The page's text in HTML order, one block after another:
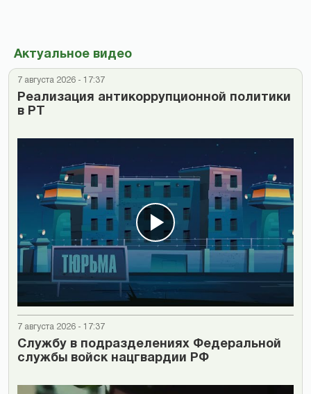
Актуальное видео
7 августа 2026 - 17:37
Реализация антикоррупционной политики
в РТ
7 августа 2026 - 17:37
Cлужбу в подразделениях Федеральной
службы войск нацгвардии РФ